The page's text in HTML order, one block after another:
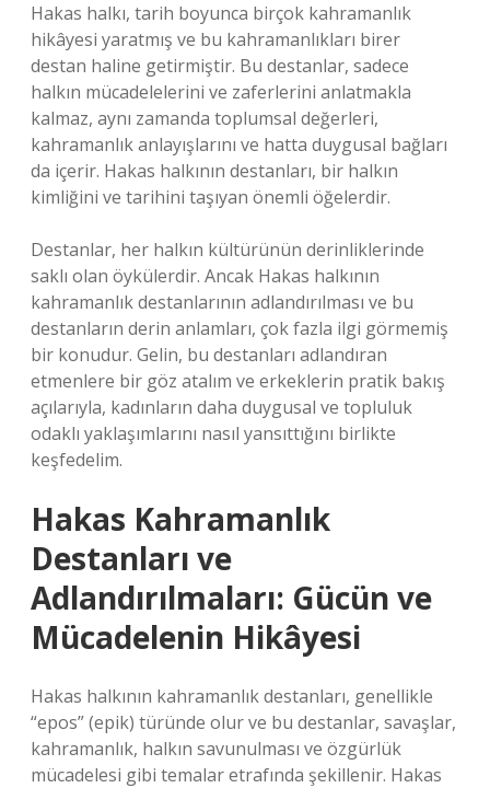
Hakas halkı, tarih boyunca birçok kahramanlık
hikâyesi yaratmış ve bu kahramanlıkları birer
destan haline getirmiştir. Bu destanlar, sadece
halkın mücadelelerini ve zaferlerini anlatmakla
kalmaz, aynı zamanda toplumsal değerleri,
kahramanlık anlayışlarını ve hatta duygusal bağları
da içerir. Hakas halkının destanları, bir halkın
kimliğini ve tarihini taşıyan önemli öğelerdir.
Destanlar, her halkın kültürünün derinliklerinde
saklı olan öykülerdir. Ancak Hakas halkının
kahramanlık destanlarının adlandırılması ve bu
destanların derin anlamları, çok fazla ilgi görmemiş
bir konudur. Gelin, bu destanları adlandıran
etmenlere bir göz atalım ve erkeklerin pratik bakış
açılarıyla, kadınların daha duygusal ve topluluk
odaklı yaklaşımlarını nasıl yansıttığını birlikte
keşfedelim.
Hakas Kahramanlık
Destanları ve
Adlandırılmaları: Gücün ve
Mücadelenin Hikâyesi
Hakas halkının kahramanlık destanları, genellikle
“epos” (epik) türünde olur ve bu destanlar, savaşlar,
kahramanlık, halkın savunulması ve özgürlük
mücadelesi gibi temalar etrafında şekillenir. Hakas